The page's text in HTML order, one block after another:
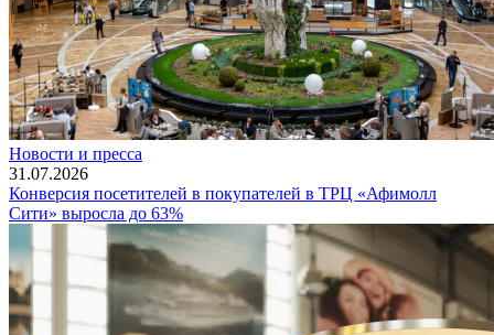
Новости и пресса
31.07.2026
Конверсия посетителей в покупателей в ТРЦ «Афимолл
Сити» выросла до 63%